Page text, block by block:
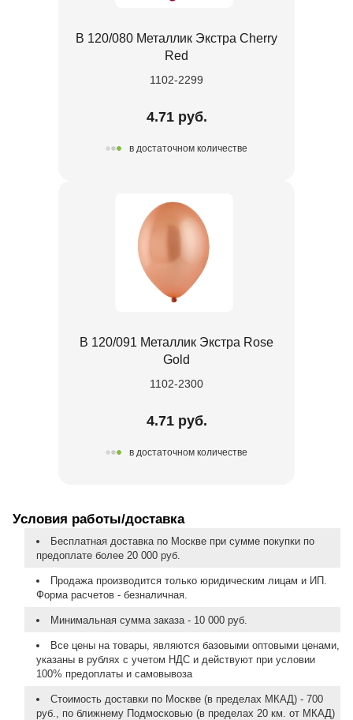
В 120/080 Металлик Экстра Cherry
Red
1102-2299
4.71 руб.
в достаточном количестве
В 120/091 Металлик Экстра Rose
Gold
1102-2300
4.71 руб.
в достаточном количестве
Условия работы/доставка
Бесплатная доставка по Москве при сумме покупки по
предоплате более 20 000 руб.
Продажа производится только юридическим лицам и ИП.
Форма расчетов - безналичная.
Минимальная сумма заказа - 10 000 руб.
Все цены на товары, являются базовыми оптовыми ценами,
указаны в рублях с учетом НДС и действуют при условии
100% предоплаты и самовывоза
Стоимость доставки по Москве (в пределах МКАД) - 700
руб., по ближнему Подмосковью (в пределах 20 км. от МКАД)